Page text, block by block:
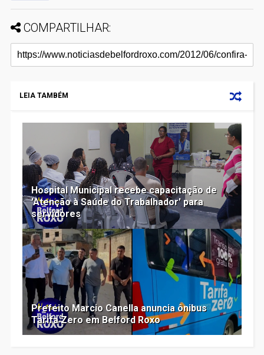
COMPARTILHAR:
LEIA TAMBÉM
Hospital Municipal recebe capacitação de
'Atenção à Saúde do Trabalhador' para
servidores
Prefeito Marcio Canella anuncia ônibus
Tarifa Zero em Belford Roxo